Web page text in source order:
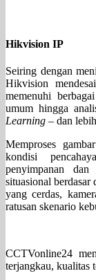
Hikvision IP
Seiring dengan
Hikvision
memenuhi
umum hingga
Learning – dan
Memproses
kondisi
penyimpanan
situasional berdasar
yang cerdas,
ratusan skenario
CCTVonline24
terjangkau, kualitas